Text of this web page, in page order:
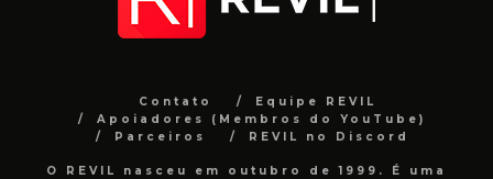
Contato
Equipe REVIL
Apoiadores (Membros do YouTube)
Parceiros
REVIL no Discord
O REVIL nasceu em outubro de 1999. É uma